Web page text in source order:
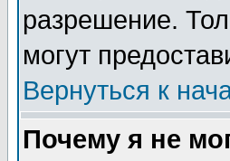
разрешение.
могут
Вернуться к
Почему я не